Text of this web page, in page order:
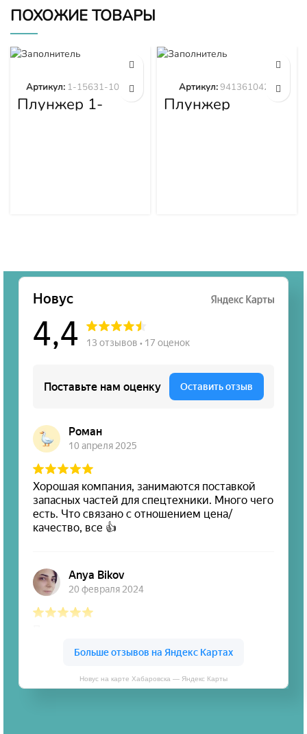
ПОХОЖИЕ ТОВАРЫ
Плунжер 1-
15631-101-0
Артикул: 1-15631-101-0
Плунжер
9413610423
Артикул:9413610423
Новус на карте Хабаровска — Яндекс Карты